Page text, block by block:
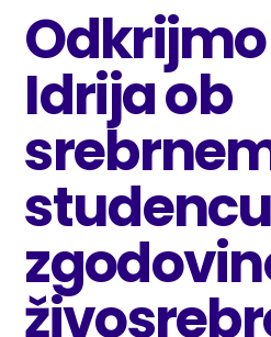
Idrija ob